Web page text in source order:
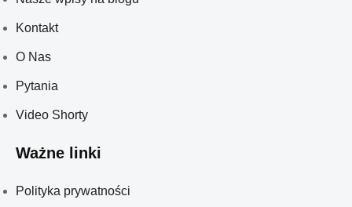
Kontakt
O Nas
Pytania
Video Shorty
Ważne linki
Polityka prywatności